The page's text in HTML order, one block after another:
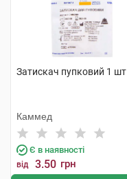
Затискач пупковий 1 шт
Каммед
Є в наявності
від 3.50 грн